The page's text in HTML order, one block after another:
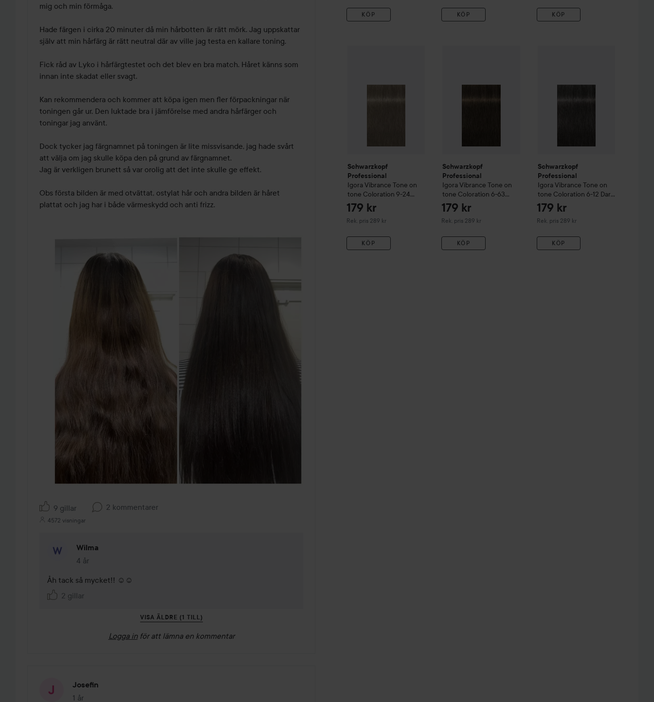
mig och min förmåga.
Hade färgen i cirka 20 minuter då min hårbotten är rätt mörk. Jag uppskattar
själv att min hårfärg är rätt neutral där av ville jag testa en kallare toning.
Fick råd av Lyko i hårfärgtestet och det blev en bra match. Håret känns som
innan inte skadat eller svagt.
Kan rekommendera och kommer att köpa igen men fler förpackningar när
toningen går ur. Den luktade bra i jämförelse med andra hårfärger och
toningar jag använt.
Dock tycker jag färgnamnet på toningen är lite missvisande, jag hade svårt
att välja om jag skulle köpa den på grund av färgnamnet.
Jag är verkligen brunett så var orolig att det inte skulle ge effekt.
Obs första bilden är med otvättat, ostylat hår och andra bilden är håret
9 gillar 2 kommentarer
4572 visningar
Wilma
4 år
Kommentaren lades 4 år
Åh tack så mycket!! ☺️☺️
2 gillar
VISA ÄLDRE (1 TILL)
Logga in för att lämna en kommentar
Josefin
1 år
Inlägget skapades 1 år
KÖP KÖP KÖP
Schwarzkopf
Professional
Igora Vibrance Tone on
tone Coloration 9-24
Extra Light Blonde Ash
Beige
179 kr
Rek. pris 289 kr
Rekommenderat pris 289 kr
KÖP
Schwarzkopf
Professional
Igora Vibrance Tone on
tone Coloration 6-63
Dark Blonde choklad matt
179 kr
Rek. pris 289 kr
Rekommenderat pris 289 kr
KÖP
Schwarzkopf
Professional
Igora Vibrance Tone on
tone Coloration 6-12 Dark
Blonde cendre ask
179 kr
Rek. pris 289 kr
Rekommenderat pris 289 kr
KÖP